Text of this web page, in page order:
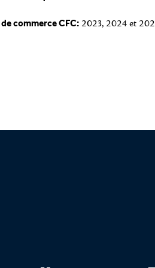
commerce CFC:2023, 2024 et